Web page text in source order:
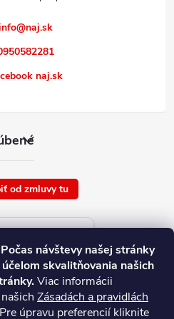
Počas návštevy našej stránky
skvalitňovania našich
Viac informácii
Zásadách a pravidlách
úpravu preferencií kliknite
@naj.sk
naj.sk
od zmluvy tu
ceny tovaru
: 9/8/2026